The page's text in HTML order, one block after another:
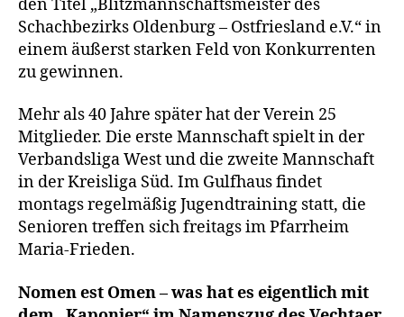
den Titel „Blitzmannschaftsmeister des
Schachbezirks Oldenburg – Ostfriesland e.V.“ in
einem äußerst starken Feld von Konkurrenten
zu gewinnen.
Mehr als 40 Jahre später hat der Verein 25
Mitglieder. Die erste Mannschaft spielt in der
Verbandsliga West und die zweite Mannschaft
in der Kreisliga Süd. Im Gulfhaus findet
montags regelmäßig Jugendtraining statt, die
Senioren treffen sich freitags im Pfarrheim
Maria-Frieden.
Nomen est Omen – was hat es eigentlich mit